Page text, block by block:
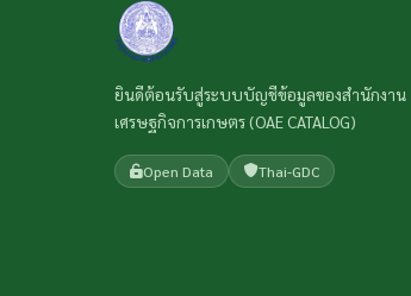
ยินดีต้อนรับสู่ระบบบัญชีข้อมูลของสำนักงาน
เศรษฐกิจการเกษตร (OAE CATALOG)
Open Data Thai-GDC